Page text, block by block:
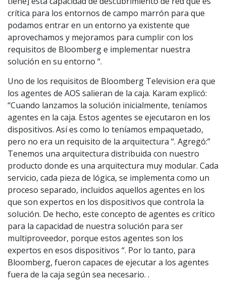
crítica para los entornos de campo marrón para que
podamos entrar en un entorno ya existente que
aprovechamos y mejoramos para cumplir con los
requisitos de Bloomberg e implementar nuestra
solución en su entorno “.
Uno de los requisitos de Bloomberg Television era que
los agentes de AOS salieran de la caja. Karam explicó:
“Cuando lanzamos la solución inicialmente, teníamos
agentes en la caja. Estos agentes se ejecutaron en los
dispositivos. Así es como lo teníamos empaquetado,
pero no era un requisito de la arquitectura “. Agregó:”
Tenemos una arquitectura distribuida con nuestro
producto donde es una arquitectura muy modular. Cada
servicio, cada pieza de lógica, se implementa como un
proceso separado, incluidos aquellos agentes en los
que son expertos en los dispositivos que controla la
solución. De hecho, este concepto de agentes es crítico
para la capacidad de nuestra solución para ser
multiproveedor, porque estos agentes son los
expertos en esos dispositivos “. Por lo tanto, para
Bloomberg, fueron capaces de ejecutar a los agentes
fuera de la caja según sea necesario. .